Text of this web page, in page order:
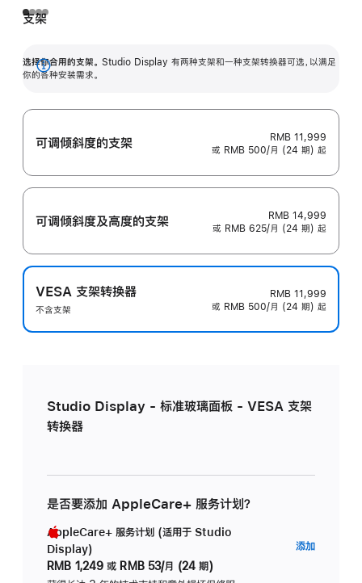
支架
选择你合用的支架。 Studio Display 有两种支架和一种支架转换器可选，以满足
你的各种安装需求。
展
可调倾斜度的支架
RMB 11,999
或 RMB 500/月 (24 期) 起
可调倾斜度及高‍度的支‍架
RMB 14,999
或 RMB 625/月 (24 期) 起
VESA 支架转换器
不含支架
RMB 11,999
或 RMB 500/月 (24 期) 起
Studio Display - 标准玻璃面板 - VESA 支架
转换器
是否要添加 AppleCare+ 服务计划？
AppleCare+ 服务计划 (适用于 Studio
Display)
RMB 1,249 或 RMB 53/月 (24 期)
添加